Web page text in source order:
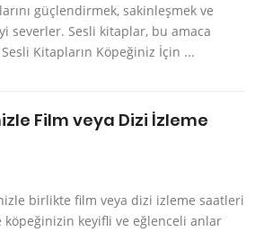
güçlendirmek, sakinleşmek ve
severler. Sesli kitaplar, bu amaca
Kitapların Köpeğiniz İçin ...
Film veya Dizi İzleme
birlikte film veya dizi izleme saatleri
keyifli ve eğlenceli anlar